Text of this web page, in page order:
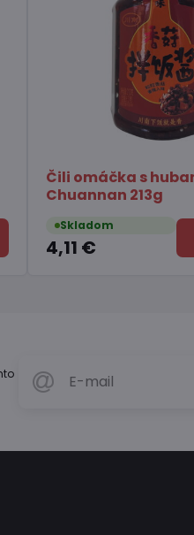
Konjak Želé s príchuťou
broskyne ORIHIRO 120g
Skladom
€ Do